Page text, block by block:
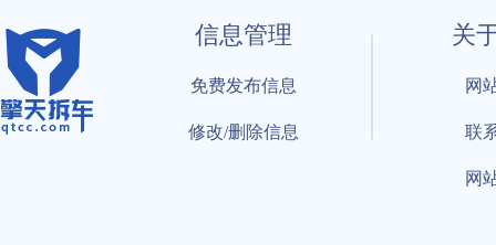
信息管理
免费发布信息
修改/删除信息
关
网
联
网